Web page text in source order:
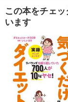
この本をチェ
います